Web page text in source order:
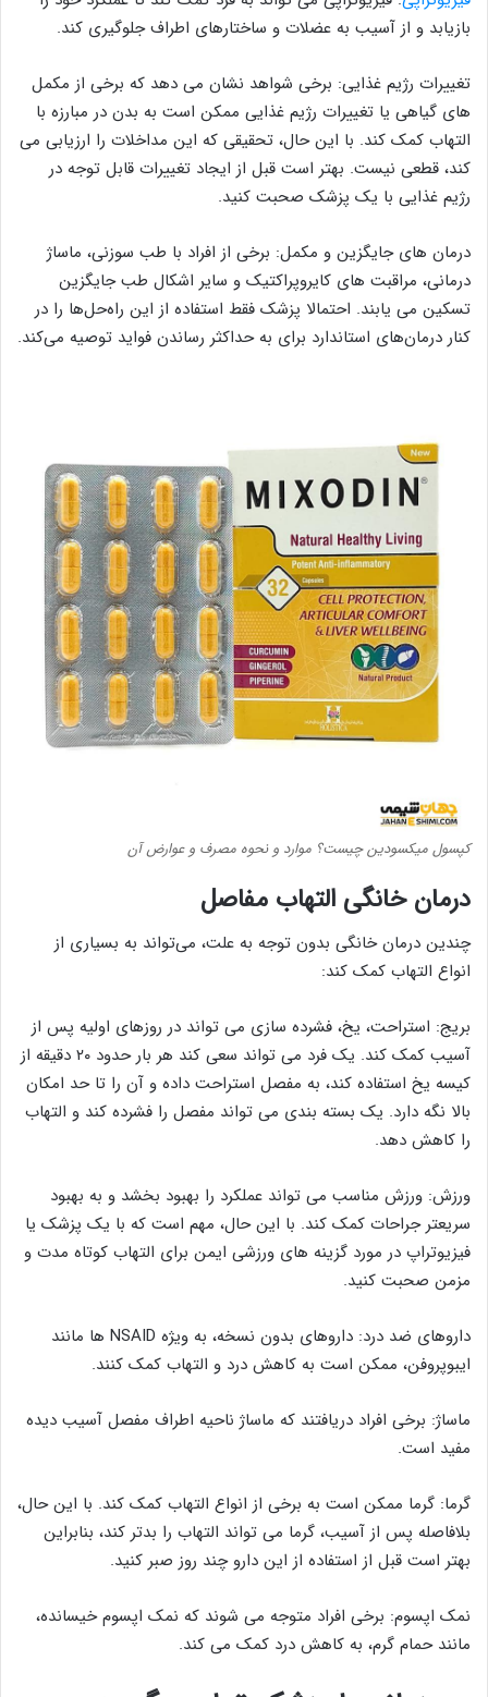
بازیابد و از آسیب به عضلات و ساختارهای اطراف جلوگیری کند.
تغییرات رژیم غذایی: برخی شواهد نشان می دهد که برخی از مکمل
های گیاهی یا تغییرات رژیم غذایی ممکن است به بدن در مبارزه با
التهاب کمک کند. با این حال، تحقیقی که این مداخلات را ارزیابی می
کند، قطعی نیست. بهتر است قبل از ایجاد تغییرات قابل توجه در
رژیم غذایی با یک پزشک صحبت کنید.
درمان های جایگزین و مکمل: برخی از افراد با طب سوزنی، ماساژ
درمانی، مراقبت های کایروپراکتیک و سایر اشکال طب جایگزین
تسکین می یابند. احتمالا پزشک فقط استفاده از این راه‌حل‌ها را در
کنار درمان‌های استاندارد برای به حداکثر رساندن فواید توصیه می‌کند.
کپسول میکسودین چیست؟ موارد و نحوه مصرف و عوارض آن
درمان خانگی التهاب مفاصل
چندین درمان خانگی بدون توجه به علت، می‌تواند به بسیاری از
انواع التهاب کمک کند:
بریج: استراحت، یخ، فشرده سازی می تواند در روزهای اولیه پس از
آسیب کمک کند. یک فرد می تواند سعی کند هر بار حدود ۲۰ دقیقه از
کیسه یخ استفاده کند، به مفصل استراحت داده و آن را تا حد امکان
بالا نگه دارد. یک بسته بندی می تواند مفصل را فشرده کند و التهاب
را کاهش دهد.
ورزش: ورزش مناسب می تواند عملکرد را بهبود بخشد و به بهبود
سریعتر جراحات کمک کند. با این حال، مهم است که با یک پزشک یا
فیزیوتراپ در مورد گزینه های ورزشی ایمن برای التهاب کوتاه مدت و
مزمن صحبت کنید.
داروهای ضد درد: داروهای بدون نسخه، به ویژه NSAID ها مانند
ایبوپروفن، ممکن است به کاهش درد و التهاب کمک کنند.
ماساژ: برخی افراد دریافتند که ماساژ ناحیه اطراف مفصل آسیب دیده
مفید است.
گرما: گرما ممکن است به برخی از انواع التهاب کمک کند. با این حال،
بلافاصله پس از آسیب، گرما می تواند التهاب را بدتر کند، بنابراین
بهتر است قبل از استفاده از این دارو چند روز صبر کنید.
نمک اپسوم: برخی افراد متوجه می شوند که نمک اپسوم خیسانده،
مانند حمام گرم، به کاهش درد کمک می کند.